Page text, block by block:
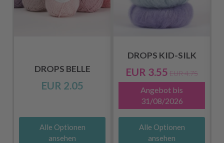
DROPS BELLE
EUR 2.05
Alle Optionen
ansehen
DROPS KID-SILK
EUR 3.55 EUR 4.75
Angebot bis
31/08/2026
Alle Optionen
ansehen